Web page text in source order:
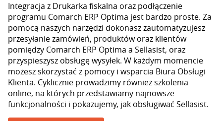
Integracja z Drukarka fiskalna oraz podłączenie
programu Comarch ERP Optima jest bardzo proste. Za
pomocą naszych narzędzi dokonasz zautomatyzujesz
przesyłanie zamówień, produktów oraz klientów
pomiędzy Comarch ERP Optima a Sellasist, oraz
przyspieszysz obsługę wysyłek. W każdym momencie
możesz skorzystać z pomocy i wsparcia Biura Obsługi
Klienta. Cyklicznie prowadzimy również szkolenia
online, na których przedstawiamy najnowsze
funkcjonalności i pokazujemy, jak obsługiwać Sellasist.